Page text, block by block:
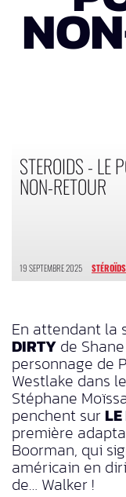
STEROIDS - LE
NON-RETOUR
19 SEPTEMBRE 2025
En attendant la
DIRTY de
personnage de
Westlake dans
Stéphane
penchent sur
première
Boorman, qui
américain en
de… Walker !